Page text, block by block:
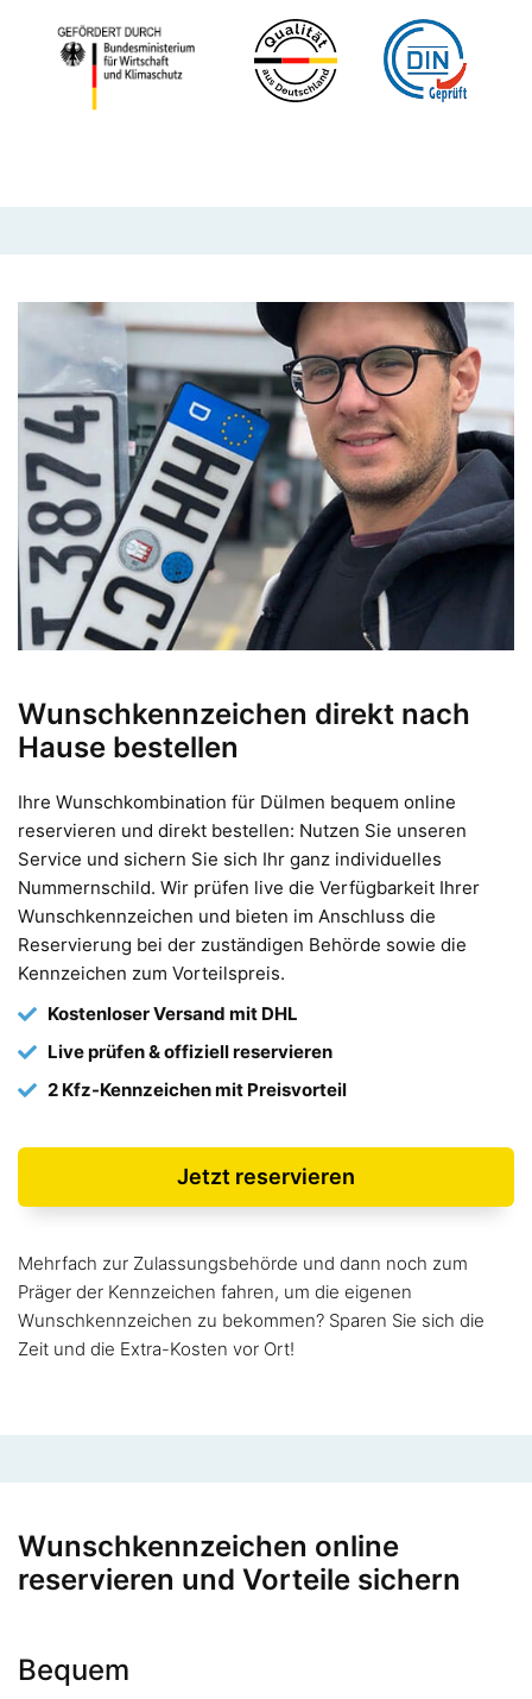
Wunschkennzeichen direkt nach
Hause bestellen
Ihre Wunschkombination für Dülmen bequem online
reservieren und direkt bestellen: Nutzen Sie unseren
Service und sichern Sie sich Ihr ganz individuelles
Nummernschild. Wir prüfen live die Verfügbarkeit Ihrer
Wunschkennzeichen und bieten im Anschluss die
Reservierung bei der zuständigen Behörde sowie die
Kennzeichen zum Vorteilspreis.
Kostenloser Versand mit DHL
Live prüfen & offiziell reservieren
2 Kfz-Kennzeichen mit Preisvorteil
Jetzt reservieren
Mehrfach zur Zulassungsbehörde und dann noch zum
Präger der Kennzeichen fahren, um die eigenen
Wunschkennzeichen zu bekommen? Sparen Sie sich die
Zeit und die Extra-Kosten vor Ort!
Wunschkennzeichen online
reservieren und Vorteile sichern
Bequem